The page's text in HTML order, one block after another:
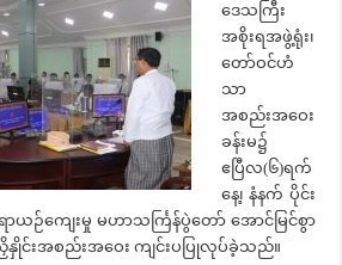
ဒေသကြီး
အစိုးရအဖွဲ့ရုံး၊
တော်ဝင်ဟံ
သာ
အစည်းအဝေး
ခန်းမ၌
ဧပြီလ(၆)ရက်
နေ့၊ နံနက် ပိုင်း
ရာယဉ်ကျေးမှု မဟာသင်္ကြန်ပွဲတော် အောင်မြင်စွာ
နှိုင်းအစည်းအဝေး ကျင်းပပြုလုပ်ခဲ့သည်။